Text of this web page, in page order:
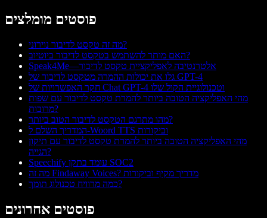
פוסטים מומלצים
מה זה טקסט לדיבור נוירוני?
האם מותר להשתמש בטקסט לדיבור ביוטיוב?
Speak4Me—אלטרנטיבה לאפליקציית טקסט לדיבור
גלו את יכולות ההמרה מטקסט לדיבור של GPT-4
חקר האפשרויות של Chat GPT-4 וטכנולוגיית הקול שלו
מהי האפליקציה הטובה ביותר להמרת טקסט לדיבור עם שפות
מרובות?
מהו מתרגם הטקסט לדיבור הטוב ביותר?
המדריך השלם ל-Woord TTS וביקורות
מהי האפליקציה הטובה ביותר להמרת טקסט לדיבור עם תיקון
הגייה?
Speechify עומד בתקן SOC2
מה זה Findaway Voices? מדריך מקיף וביקורות
כמה מרוויח טכנולוג תומך?
פוסטים אחרונים